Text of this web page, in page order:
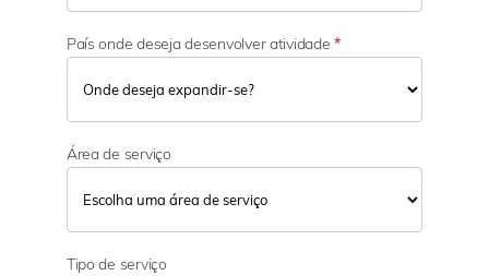
País onde deseja desenvolver atividade*
Área de serviço
Tipo de serviço